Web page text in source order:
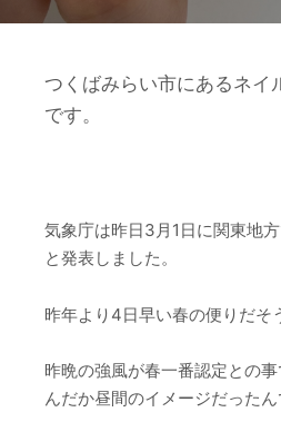
つくばみらい市にあるネイ
です。
気象庁は昨日3月1日に関東地
と発表しました。
昨年より4日早い春の便りだそ
昨晩の強風が春一番認定との
んだか昼間のイメージだった